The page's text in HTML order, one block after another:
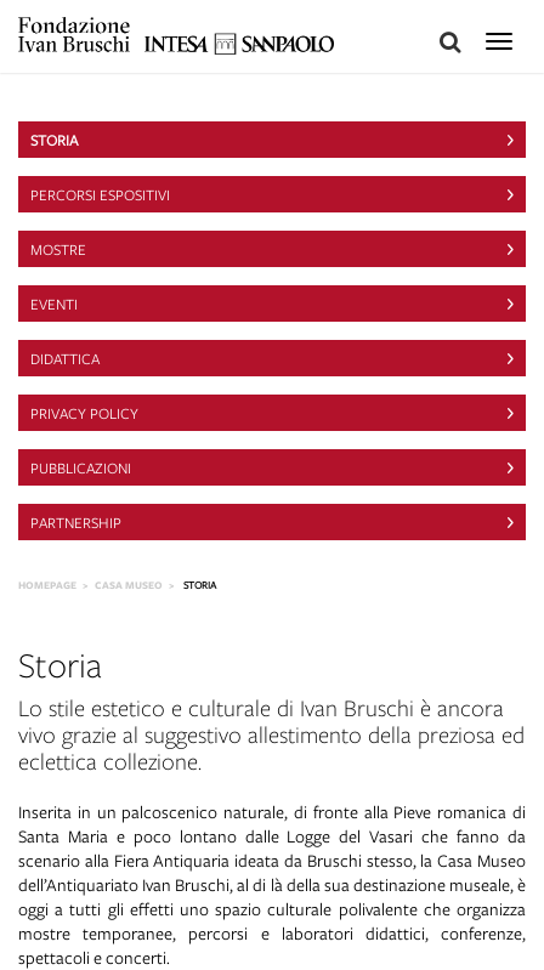
Toggle
STORIA
PERCORSI ESPOSITIVI
MOSTRE
EVENTI
DIDATTICA
PRIVACY POLICY
PUBBLICAZIONI
PARTNERSHIP
HOMEPAGE CASA MUSEO STORIA
Storia
Lo stile estetico e culturale di Ivan Bruschi è ancora
vivo grazie al suggestivo allestimento della preziosa ed
eclettica collezione.
Inserita in un palcoscenico naturale, di fronte alla Pieve romanica di
Santa Maria e poco lontano dalle Logge del Vasari che fanno da
scenario alla Fiera Antiquaria ideata da Bruschi stesso, la Casa Museo
dell’Antiquariato Ivan Bruschi, al di là della sua destinazione museale, è
oggi a tutti gli effetti uno spazio culturale polivalente che organizza
mostre temporanee, percorsi e laboratori didattici, conferenze,
spettacoli e concerti.